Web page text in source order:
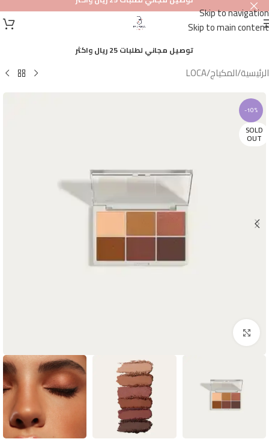
Skip to navigation
Skip to main content
توصيل مجاني لطلبات 25 ريال واكثر
الرئيسية/المكياج/
LOCA
-10%
SOLD
OUT
Click to enlarge